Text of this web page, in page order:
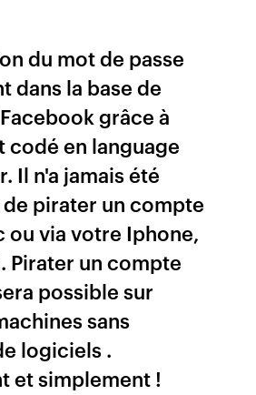
du mot de passe
dans la base de
grâce à
codé en language
Il n'a jamais été
pirater un compte
ou via votre Iphone,
Pirater un compte
possible sur
sans
logiciels .
et simplement !